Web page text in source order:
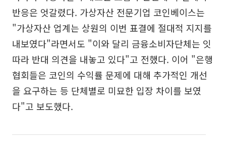
반응은 엇갈렸다. 가상자산 전문기업 코인베이스는
"가상자산 업계는 상원의 이번 표결에 절대적 지지를
내보였다"라면서도 "이와 달리 금융소비자단체는 잇
따라 반대 의견을 내놓고 있다"고 전했다. 이어 "은행
협회들은 코인의 수익률 문제에 대해 추가적인 개선
을 요구하는 등 단체별로 미묘한 입장 차이를 보였
다"고 보도했다.